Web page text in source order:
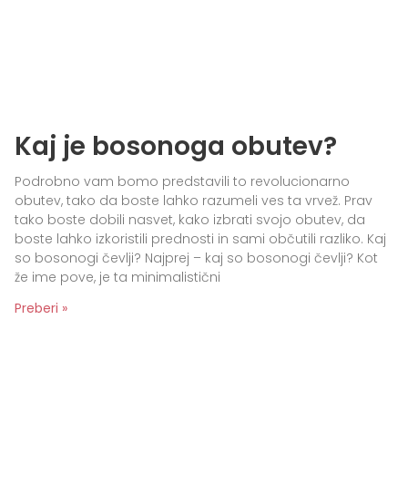
Kaj je bosonoga obutev?
Podrobno vam bomo predstavili to revolucionarno
obutev, tako da boste lahko razumeli ves ta vrvež. Prav
tako boste dobili nasvet, kako izbrati svojo obutev, da
boste lahko izkoristili prednosti in sami občutili razliko. Kaj
so bosonogi čevlji? Najprej – kaj so bosonogi čevlji? Kot
že ime pove, je ta minimalistični
Preberi »